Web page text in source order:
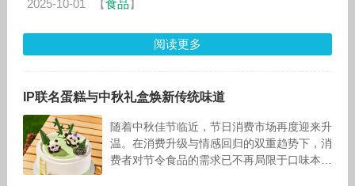
2025-10-01 【食品】
阅读更多
IP联名蛋糕与中秋礼盒焕新传统味道
随着中秋佳节临近，节日消费市场再度迎来升
温。在消费升级与情感回归的双重趋势下，消
费者对节令食品的需求已不再局限于口味本